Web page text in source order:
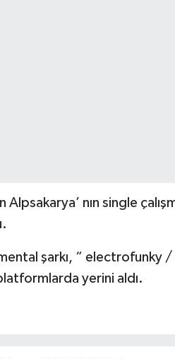
Alpsakarya’ nın single
şarkı, “ electrofunky
yerini aldı.